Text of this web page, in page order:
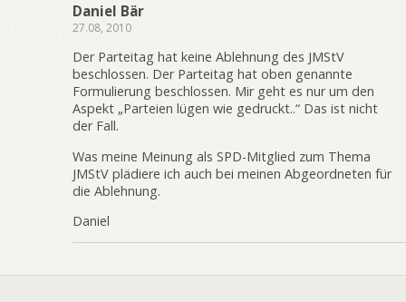
Daniel Bär
27.08, 2010
Der Parteitag hat keine Ablehnung des JMStV
beschlossen. Der Parteitag hat oben genannte
Formulierung beschlossen. Mir geht es nur um den
Aspekt „Parteien lügen wie gedruckt..“ Das ist nicht
der Fall.
Was meine Meinung als SPD-Mitglied zum Thema
JMStV plädiere ich auch bei meinen Abgeordneten für
die Ablehnung.
Daniel